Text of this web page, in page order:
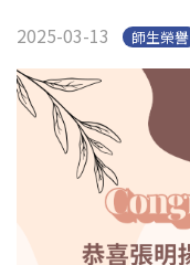
校友專區
相關連結
English
2025-03-13 師生榮譽